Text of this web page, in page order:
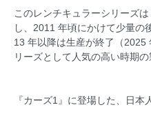
このレンチキュラーシリーズ
し、2011 年頃にかけて少量の
13 年以降は生産が終了（2025
リーズとして人気の高い時期の
『カーズ1』に登場した、日本